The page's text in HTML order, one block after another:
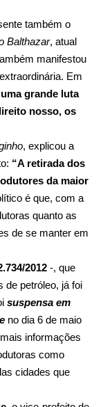
também o
Balthazar, atual
manifestou
Em
grande luta
nosso, os
, explicou a
“A retirada dos
da maior
é que, com a
quanto as
de se manter em
2012 -, que
de petróleo, já foi
suspensa em
no dia 6 de maio
informações
como
cidades que